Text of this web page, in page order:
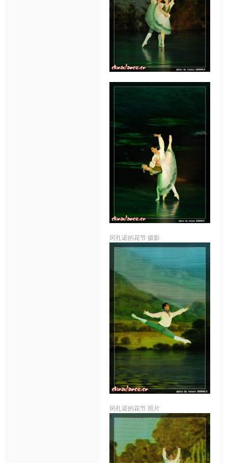
冈扎诺的花节 摄影
冈扎诺的花节 照片